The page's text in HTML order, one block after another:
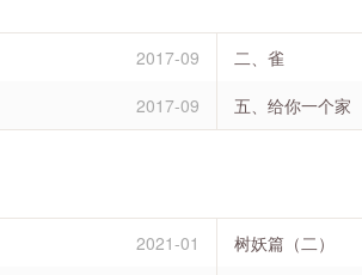
2017-09
二、雀
2017-09 五、给你一个家
2021-01
树妖篇（二）